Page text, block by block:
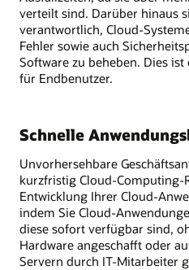
verteilt sind. Darüber hinaus
verantwortlich, Cloud-
Fehler sowie auch
Software zu beheben. Dies
für Endbenutzer.
Schnelle
Unvorhersehbare
kurzfristig Cloud-Computing-
Entwicklung Ihrer Cloud-
indem Sie Cloud-
diese sofort verfügbar sind,
Hardware angeschafft oder
Servern durch IT-Mitarbeiter